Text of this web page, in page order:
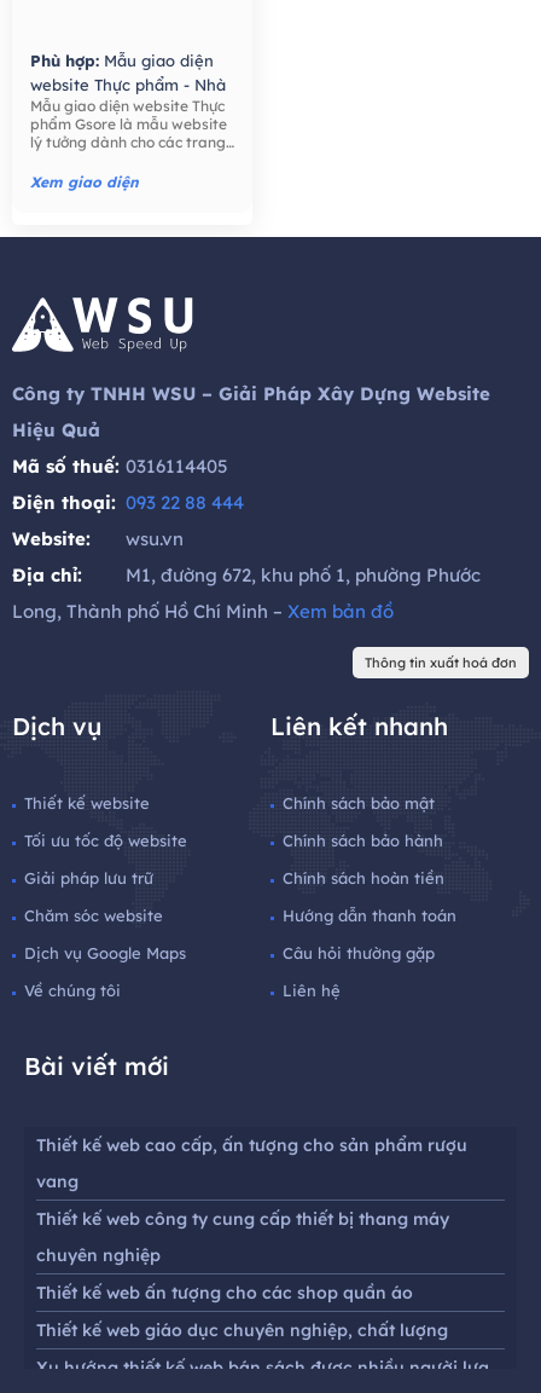
Phù hợp: Mẫu giao diện
website Thực phẩm - Nhà
Hàng,Mẫu giao diện
website Bán hàng -
Thương mại điện tử,
Mẫu giao diện website Thực
phẩm Gsore là mẫu website
lý tưởng dành cho các trang
phẩm, công ty thực phẩm,
thực phẩm hữu cơ, nước ép
Xem giao diện
Công ty TNHH WSU – Giải Pháp Xây Dựng Website
Hiệu Quả
Mã số thuế: 0316114405
Điện thoại: 093 22 88 444
Website:
wsu.vn
Địa chỉ:
M1, đường 672, khu phố 1, phường Phước
Long, Thành phố Hồ Chí Minh – Xem bản đồ
Thông tin xuất hoá đơn
Dịch vụ
Thiết kế website
Tối ưu tốc độ website
Giải pháp lưu trữ
Chăm sóc website
Dịch vụ Google Maps
Về chúng tôi
Liên kết nhanh
Chính sách bảo mật
Chính sách bảo hành
Chính sách hoàn tiền
Hướng dẫn thanh toán
Câu hỏi thường gặp
Liên hệ
Bài viết mới
Thiết kế web cao cấp, ấn tượng cho sản phẩm rượu
vang
Thiết kế web công ty cung cấp thiết bị thang máy
chuyên nghiệp
Thiết kế web ấn tượng cho các shop quần áo
Thiết kế web giáo dục chuyên nghiệp, chất lượng
Xu hướng thiết kế web bán sách được nhiều người lựa